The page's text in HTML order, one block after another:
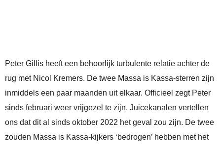
Peter Gillis heeft een behoorlijk turbulente relatie achter de
rug met Nicol Kremers. De twee Massa is Kassa-sterren zijn
inmiddels een paar maanden uit elkaar. Officieel zegt Peter
sinds februari weer vrijgezel te zijn. Juicekanalen vertellen
ons dat dit al sinds oktober 2022 het geval zou zijn. De twee
zouden Massa is Kassa-kijkers ‘bedrogen’ hebben met het